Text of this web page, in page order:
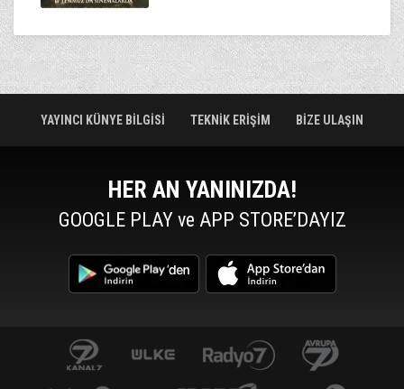
YAYINCI KÜNYE BİLGİSİ TEKNİK ERİŞİM BİZE ULAŞIN
HER AN YANINIZDA!
GOOGLE PLAY ve APP STORE’DAYIZ